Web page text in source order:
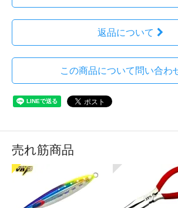
返品について
この商品について問い合わ
売れ筋商品